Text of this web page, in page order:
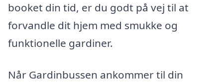
booket din tid, er du godt på vej til at
forvandle dit hjem med smukke og
funktionelle gardiner.
Når Gardinbussen ankommer til din